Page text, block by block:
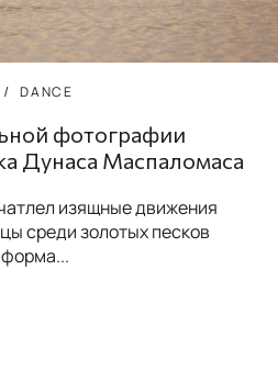
DANCE
фотографии
Дунаса Маспаломаса
изящные движения
среди золотых песков